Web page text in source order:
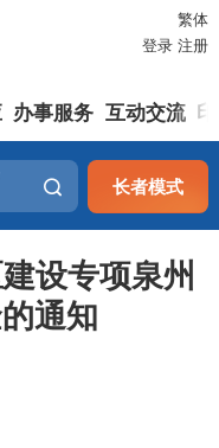
繁体
登录 注册
办事服务 互动交流
长者模式
设专项泉州
通知